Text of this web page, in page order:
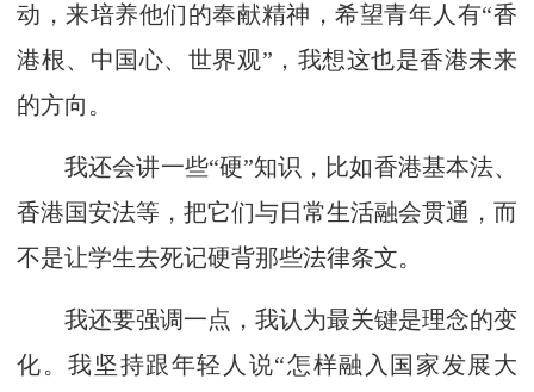
动，来培养他们的奉献精神，希望青年人有“香
港根、中国心、世界观”，我想这也是香港未来
的方向。
我还会讲一些“硬”知识，比如香港基本法、
香港国安法等，把它们与日常生活融会贯通，而
不是让学生去死记硬背那些法律条文。
我还要强调一点，我认为最关键是理念的变
化。我坚持跟年轻人说“怎样融入国家发展大